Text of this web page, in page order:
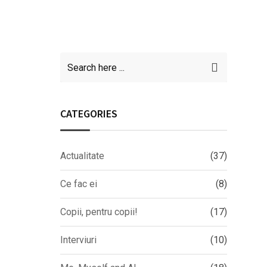
CATEGORIES
Actualitate (37)
Ce fac ei (8)
Copii, pentru copii! (17)
Interviuri (10)